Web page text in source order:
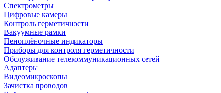
Спектрометры
Цифровые камеры
Контроль герметичности
Вакуумные рамки
Пеноплёночные индикаторы
Приборы для контроля герметичности
Обслуживание телекоммуникационных сетей
Адаптеры
Видеомикроскопы
Зачистка проводов